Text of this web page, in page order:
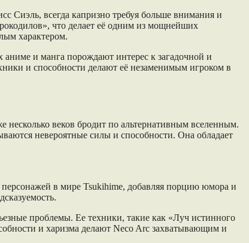
Сиэль, всегда капризно требуя больше внимания и
что делает её одним из мощнейших
характером.
и манга порождают интерес к загадочной и
и способности делают её незаменимым игроком в
веков бродит по альтернативным вселенным.
невероятные силы и способности. Она обладает
персонажей в мире Tsukihime, добавляя порцию юмора и
проблемы. Ее техники, такие как «Луч истинного
и харизма делают Neco Arc захватывающим и